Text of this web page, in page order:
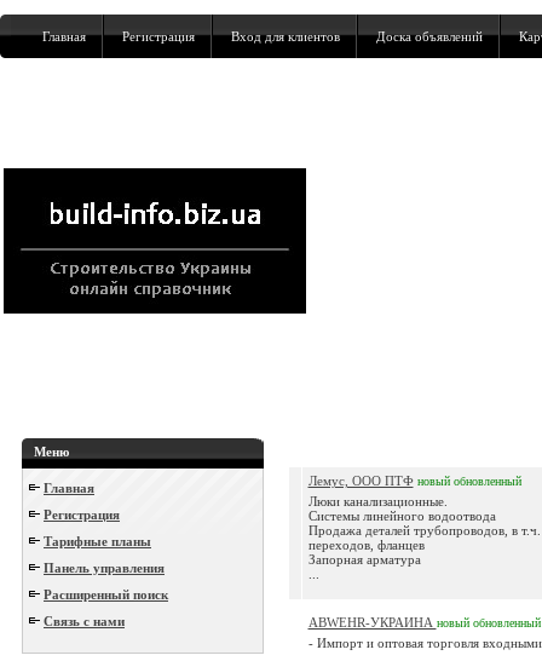
Главная Регистрация Вход для клиентов Доска объявлений
Меню
Главная
Регистрация
Тарифные планы
Панель управления
Расширенный поиск
Связь с нами
Лемус, ООО ПТФ новый обновленный
Люки канализационные.
Системы линейного водоотвода
Продажа деталей трубопроводов, в
переходов, фланцев
Запорная арматура
ABWEHR-УКРАИНА новый обновленный
- Импорт и оптовая торговля